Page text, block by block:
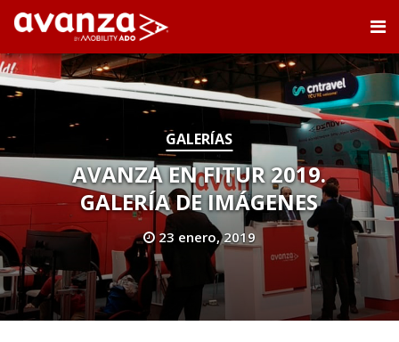
GALERÍAS
AVANZA EN FITUR 2019.
GALERÍA DE IMÁGENES
23 enero, 2019